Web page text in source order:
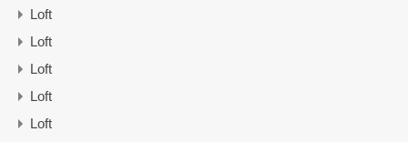
Loft
Loft
Loft
Loft
Loft